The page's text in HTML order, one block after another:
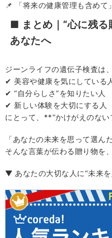
📌 「将来の健康管理も含めて
■ まとめ｜“心に残る
あなたへ
ジーンライフの遺伝子検査は、
✔ 美容や健康を気にしている
✔ “自分らしさ”を知りたい人
✔ 新しい体験を大切にする人
にとって、**“かけがえのない
「あなたの未来を思って選んだ
そんな言葉が伝わる贈り物を
▼ あなたの大切な人に“未来を